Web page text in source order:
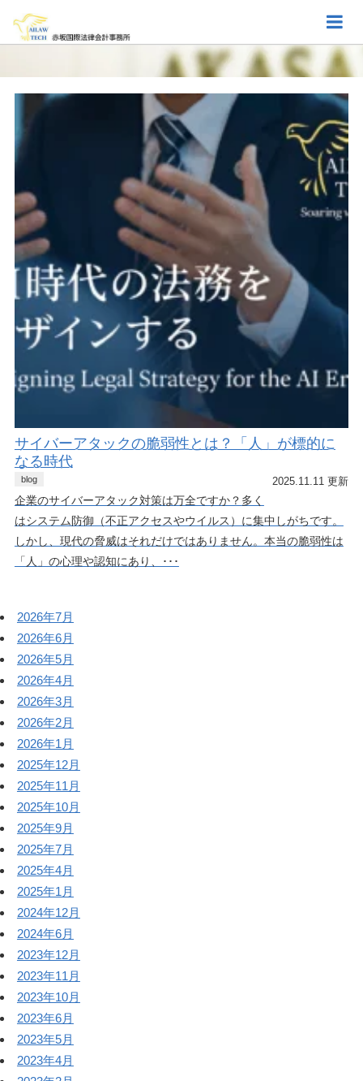
サイバーアタックの脆弱性とは？「人」が標的に
なる時代
blog 2025.11.11 更新
企業のサイバーアタック対策は万全ですか？多く
はシステム防御（不正アクセスやウイルス）に集中しがちです。
しかし、現代の脅威はそれだけではありません。本当の脆弱性は
「人」の心理や認知にあり、･･･
2026年7月
2026年6月
2026年5月
2026年4月
2026年3月
2026年2月
2026年1月
2025年12月
2025年11月
2025年10月
2025年9月
2025年7月
2025年4月
2025年1月
2024年12月
2024年6月
2023年12月
2023年11月
2023年10月
2023年6月
2023年5月
2023年4月